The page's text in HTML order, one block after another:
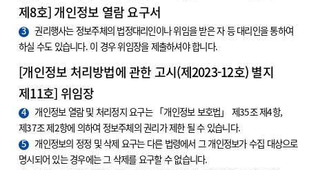
제8호] 개인정보 열람 요구서
3
권리행사는 정보주체의 법정대리인이나 위임을 받은 자 등 대리인을 통하여
하실 수도 있습니다. 이 경우 위임장을 제출하셔야 합니다.
[개인정보 처리방법에 관한 고시(제2023-12호) 별지
제11호] 위임장
4
개인정보 열람 및 처리정지 요구는 「개인정보 보호법」 제35조 제4항,
제37조 제2항에 의하여 정보주체의 권리가 제한 될 수 있습니다.
5
개인정보의 정정 및 삭제 요구는 다른 법령에서 그 개인정보가 수집 대상으로
명시되어 있는 경우에는 그 삭제를 요구할 수 없습니다.